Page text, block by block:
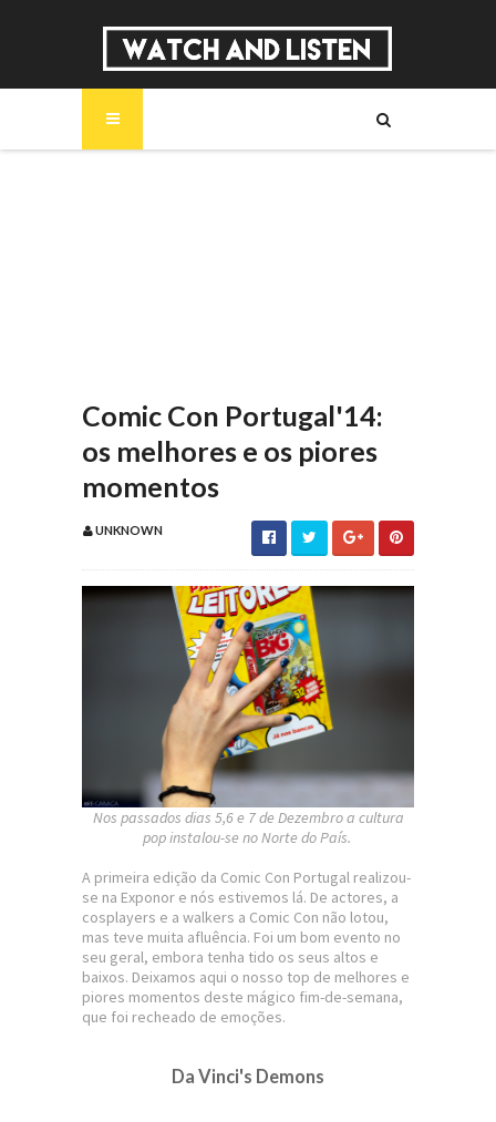
Comic Con Portugal'14:
os melhores e os piores
momentos
UNKNOWN
Nos passados dias 5,6 e 7 de Dezembro a cultura
pop instalou-se no Norte do País.
A primeira edição da Comic Con Portugal realizou-
se na Exponor e nós estivemos lá. De actores, a
cosplayers e a walkers a Comic Con não lotou,
mas teve muita afluência. Foi um bom evento no
seu geral, embora tenha tido os seus altos e
baixos. Deixamos aqui o nosso top de melhores e
piores momentos deste mágico fim-de-semana,
que foi recheado de emoções.
Da Vinci's Demons